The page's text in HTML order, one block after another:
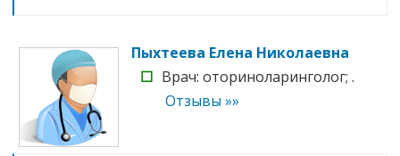
Пыхтеева Елена Николаевна
☐ Врач: оториноларинголог; .
Отзывы »»